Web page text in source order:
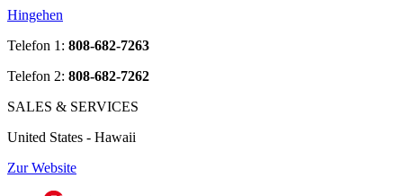
Hingehen
Telefon 1: 808-682-7263
Telefon 2: 808-682-7262
SALES & SERVICES
United States - Hawaii
Zur Website